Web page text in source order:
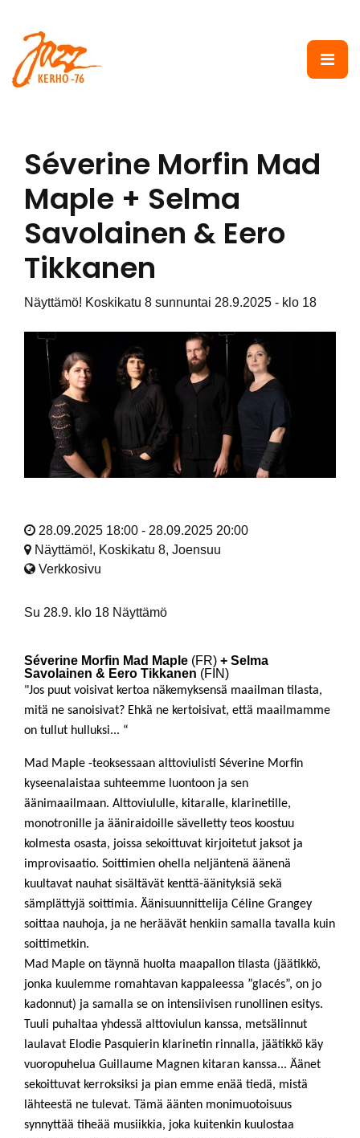
Séverine Morfin Mad
Maple + Selma
Savolainen & Eero
Tikkanen
Näyttämö! Koskikatu 8 sunnuntai 28.9.2025 - klo 18
28.09.2025 18:00 - 28.09.2025 20:00
Näyttämö!, Koskikatu 8, Joensuu
Verkkosivu
Su 28.9. klo 18 Näyttämö
Séverine Morfin Mad Maple (FR) + Selma
Savolainen & Eero Tikkanen (FIN)
"Jos puut voisivat kertoa näkemyksensä maailman tilasta,
mitä ne sanoisivat? Ehkä ne kertoisivat, että maailmamme
on tullut hulluksi... “
Mad Maple -teoksessaan alttoviulisti Séverine Morfin
kyseenalaistaa suhteemme luontoon ja sen
äänimaailmaan. Alttoviululle, kitaralle, klarinetille,
monotronille ja ääniraidoille sävelletty teos koostuu
kolmesta osasta, joissa sekoittuvat kirjoitetut jaksot ja
improvisaatio. Soittimien ohella neljäntenä äänenä
kuultavat nauhat sisältävät kenttä-äänityksiä sekä
sämplättyjä soittimia. Äänisuunnittelija Céline Grangey
soittaa nauhoja, ja ne heräävät henkiin samalla tavalla kuin
soittimetkin.
Mad Maple on täynnä huolta maapallon tilasta (jäätikkö,
jonka kuulemme romahtavan kappaleessa ”glacés”, on jo
kadonnut) ja samalla se on intensiivisen runollinen esitys.
Tuuli puhaltaa yhdessä alttoviulun kanssa, metsälinnut
laulavat Elodie Pasquierin klarinetin rinnalla, jäätikkö käy
vuoropuhelua Guillaume Magnen kitaran kanssa... Äänet
sekoittuvat kerroksiksi ja pian emme enää tiedä, mistä
lähteestä ne tulevat. Tämä äänten monimuotoisuus
synnyttää tiheää musiikkia, joka kuitenkin kuulostaa